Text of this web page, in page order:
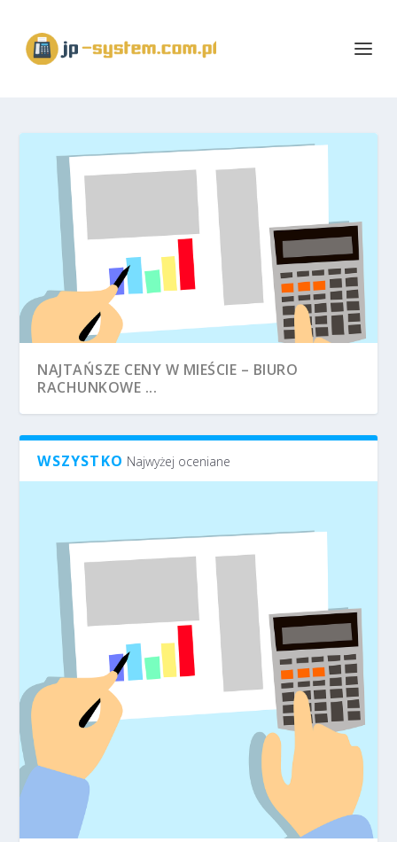
NAJTAŃSZE CENY W MIEŚCIE – BIURO
RACHUNKOWE ...
WSZYSTKO Najwyżej oceniane